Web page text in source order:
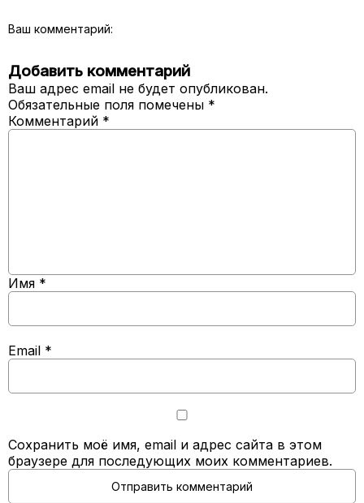
Ваш комментарий:
Добавить комментарий
Ваш адрес email не будет опубликован.
Обязательные поля помечены *
Комментарий *
Имя *
Email *
Сохранить моё имя, email и адрес сайта в этом
браузере для последующих моих комментариев.